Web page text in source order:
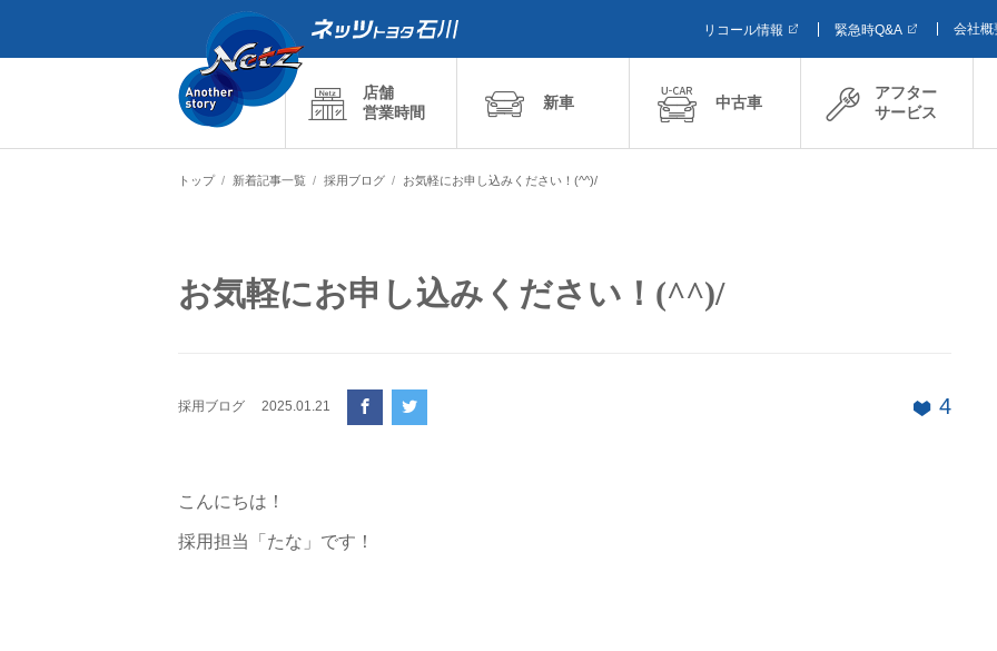
リコール情報 緊急時Q&A 会社概
店舗
営業時間
新車 中古車
アフター
サービス
トップ 新着記事一覧 採用ブログ お気軽にお申し込みください！(^^)/
お気軽にお申し込みください！(^^)/
採用ブログ 2025.01.21 4
こんにちは！
採用担当「たな」です！